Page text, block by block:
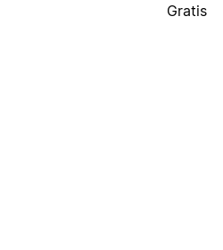
Gratis